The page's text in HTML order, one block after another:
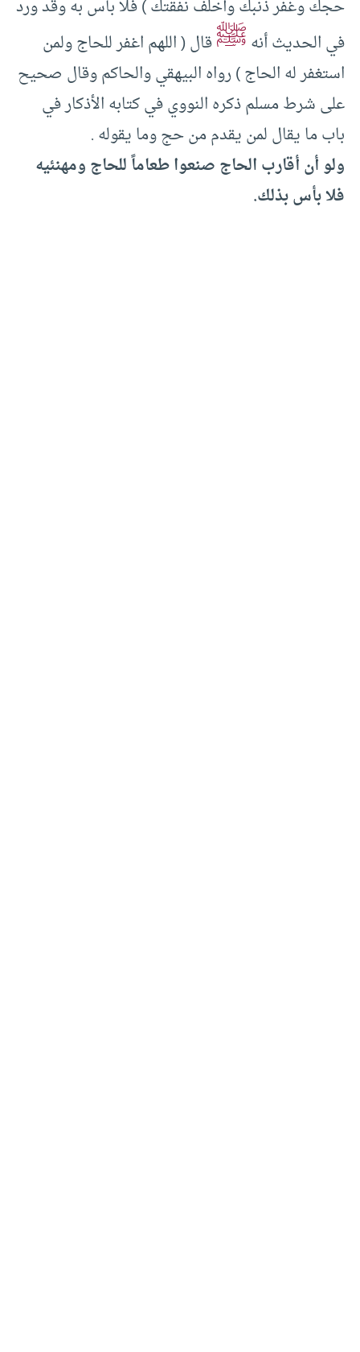
حجك وغفر ذنبك وأخلف نفقتك ) فلا بأس به وقد ورد
في الحديث أنهﷺقال ( اللهم اغفر للحاج ولمن
استغفر له الحاج ) رواه البيهقي والحاكم وقال صحيح
على شرط مسلم ذكره النووي في كتابه الأذكار في
باب ما يقال لمن يقدم من حج وما يقوله .
ولو أن أقارب الحاج صنعوا طعاماً للحاج ومهنئيه
فلا بأس بذلك.